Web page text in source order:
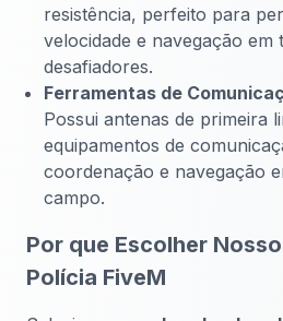
resistência, perfeito para
velocidade e navegação em
desafiadores.
Ferramentas de
Possui antenas de primeira
equipamentos de
coordenação e navegação
campo.
Por que Escolher
Polícia FiveM